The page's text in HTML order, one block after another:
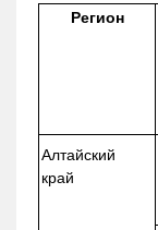
Регион
Алтайский
край